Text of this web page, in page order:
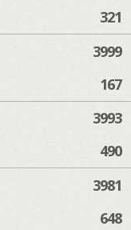
321
3999
167
3993
490
3981
648